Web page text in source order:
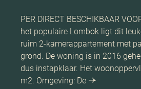
PER DIRECT BESCHIKBAAR
het populaire Lombok ligt dit
ruim 2-kamerappartement met
grond. De woning is in 2016
dus instapklaar. Het
m2. Omgeving: De